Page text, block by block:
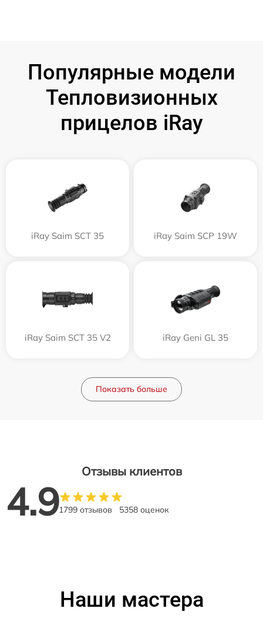
Популярные модели
Тепловизионных
прицелов iRay
iRay Saim SCT 35 iRay Saim SCP 19W
iRay Saim SCT 35 V2 iRay Geni GL 35
Показать больше
Отзывы клиентов
4.91799 отзывов 5358 оценок
Наши мастера